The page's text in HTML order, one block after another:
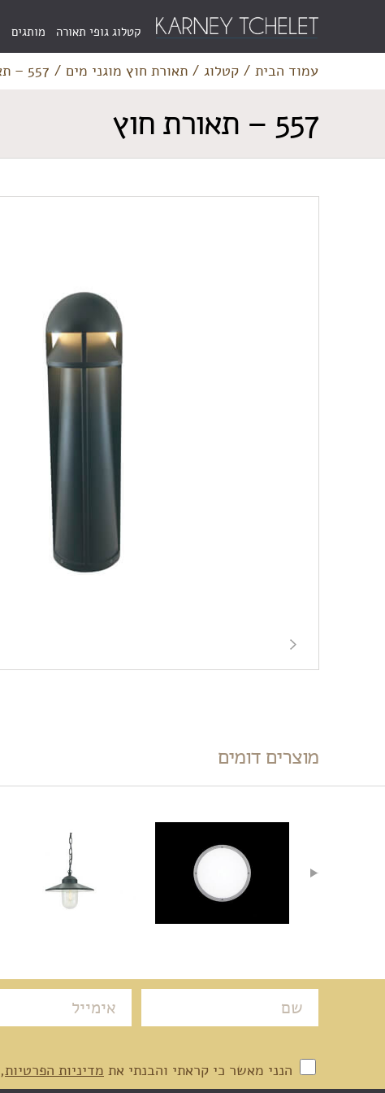
Menu
Bar
קטלוג גופי תאורה מותגים
עמוד הבית / קטלוג / תאורת חוץ מוגני מים / 557 – תאורת חוץ
557 – תאורת חוץ
מוצרים דומים
הנני מאשר כי קראתי והבנתי את מדיניות הפרטיות,